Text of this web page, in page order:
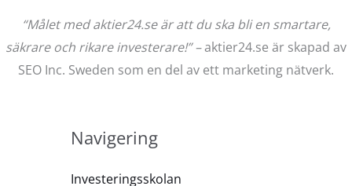
“Målet med aktier24.se är att du ska bli en smartare,
säkrare och rikare investerare!” –aktier24.se är skapad av
SEO Inc. Sweden som en del av ett marketing nätverk.
Navigering
Investeringsskolan